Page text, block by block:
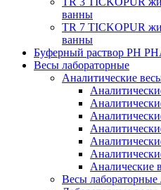
ванны
TR 7 TICKOPUR
ванны
Буферный раствор PH
Весы лабораторные
Аналитические
Аналические
Весы лабораторные